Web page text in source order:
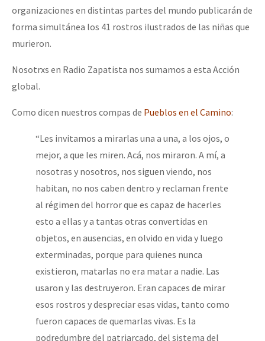
organizaciones en distintas partes del mundo publicarán de
forma simultánea los 41 rostros ilustrados de las niñas que
murieron.
Nosotrxs en Radio Zapatista nos sumamos a esta Acción
global.
Como dicen nuestros compas de Pueblos en el Camino:
“Les invitamos a mirarlas una a una, a los ojos, o
mejor, a que les miren. Acá, nos miraron. A mí, a
nosotras y nosotros, nos siguen viendo, nos
habitan, no nos caben dentro y reclaman frente
al régimen del horror que es capaz de hacerles
esto a ellas y a tantas otras convertidas en
objetos, en ausencias, en olvido en vida y luego
exterminadas, porque para quienes nunca
existieron, matarlas no era matar a nadie. Las
usaron y las destruyeron. Eran capaces de mirar
esos rostros y despreciar esas vidas, tanto como
fueron capaces de quemarlas vivas. Es la
podredumbre del patriarcado, del sistema del